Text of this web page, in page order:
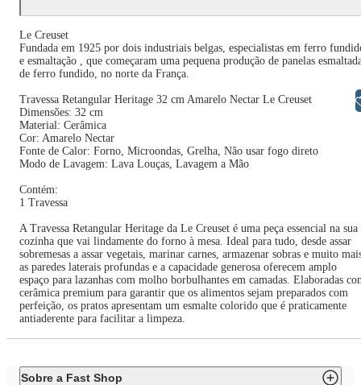
Le Creuset
Fundada em 1925 por dois industriais belgas, especialistas em ferro
e esmaltação , que começaram uma pequena produção de panelas
de ferro fundido, no norte da França.
Travessa Retangular Heritage 32 cm Amarelo Nectar Le Creuset
Dimensões: 32 cm
Material: Cerâmica
Cor: Amarelo Nectar
Fonte de Calor: Forno, Microondas, Grelha, Não usar fogo direto
Modo de Lavagem: Lava Louças, Lavagem a Mão
Contém:
1 Travessa
A Travessa Retangular Heritage da Le Creuset é uma peça essencial na sua
cozinha que vai lindamente do forno à mesa. Ideal para tudo, desde assar
sobremesas a assar vegetais, marinar carnes, armazenar sobras e muito
as paredes laterais profundas e a capacidade generosa oferecem amplo
espaço para lazanhas com molho borbulhantes em camadas. Elaboradas
cerâmica premium para garantir que os alimentos sejam preparados com
perfeição, os pratos apresentam um esmalte colorido que é praticamente
antiaderente para facilitar a limpeza.
Sobre a Fast Shop
Libras